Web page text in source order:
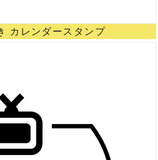
カレンダースタンプ